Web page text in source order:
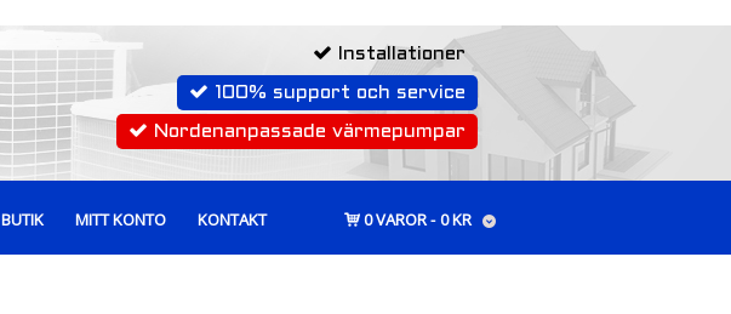
Installationer
100% support och service
Nordenanpassade värmepumpar
BUTIK MITT KONTO KONTAKT 0 VAROR 0 KR